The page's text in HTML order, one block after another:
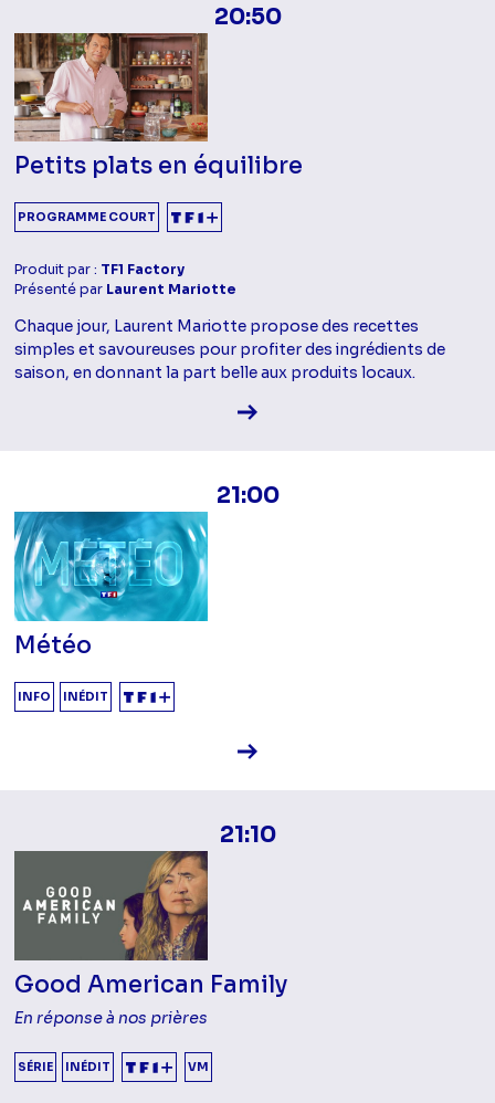
20:50
Petits plats en équilibre
PROGRAMME COURT
Produit par : TF1 Factory
Présenté par Laurent Mariotte
Chaque jour, Laurent Mariotte propose des recettes
simples et savoureuses pour profiter des ingrédients de
saison, en donnant la part belle aux produits locaux.
Voir la fiche diffusion
21:00
Météo
INFO INÉDIT
Voir la fiche diffusion
21:10
Good American Family
En réponse à nos prières
SÉRIE INÉDIT VM